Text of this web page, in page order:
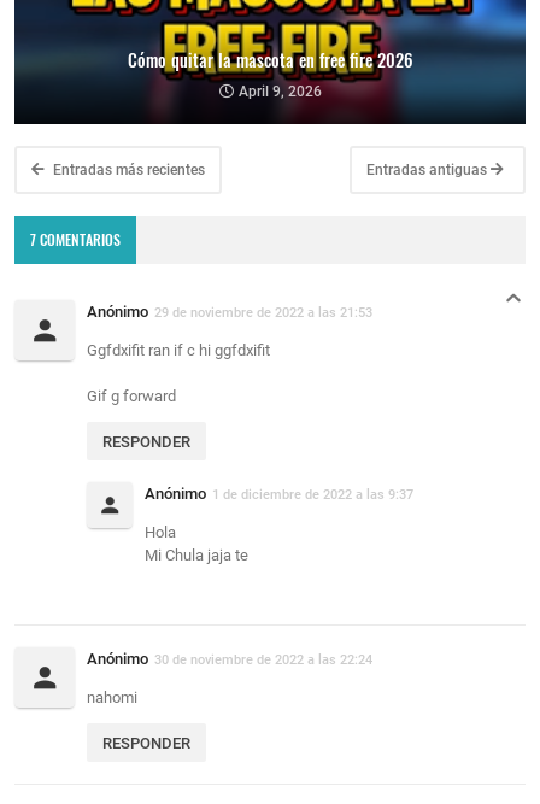
Cómo quitar la mascota en free fire 2026
April 9, 2026
Entradas más recientes Entradas antiguas
7 COMENTARIOS
Anónimo 29 de noviembre de 2022 a las 21:53
Ggfdxifit ran if c hi ggfdxifit
Gif g forward
RESPONDER
Anónimo 1 de diciembre de 2022 a las 9:37
Hola
Mi Chula jaja te
Anónimo 30 de noviembre de 2022 a las 22:24
nahomi
RESPONDER